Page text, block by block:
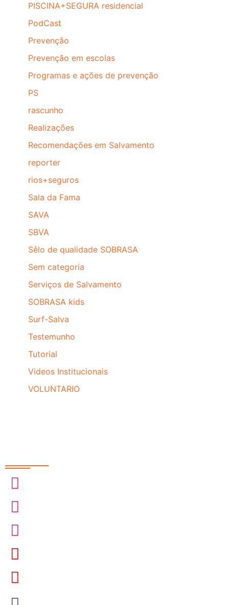
PISCINA+SEGURA residencial
PodCast
Prevenção
Prevenção em escolas
Programas e ações de prevenção
PS
rascunho
Realizações
Recomendações em Salvamento
reporter
rios+seguros
Sala da Fama
SAVA
SBVA
Sêlo de qualidade SOBRASA
Sem categoria
Serviços de Salvamento
SOBRASA kids
Surf-Salva
Testemunho
Tutorial
Videos Institucionais
VOLUNTARIO